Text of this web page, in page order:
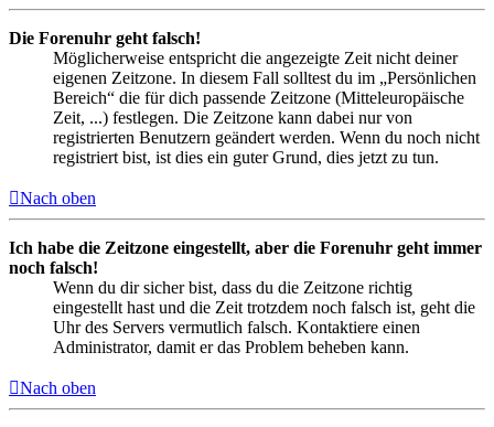
Die Forenuhr geht falsch!
Möglicherweise entspricht die angezeigte Zeit nicht deiner
eigenen Zeitzone. In diesem Fall solltest du im „Persönlichen
Bereich“ die für dich passende Zeitzone (Mitteleuropäische
Zeit, ...) festlegen. Die Zeitzone kann dabei nur von
registrierten Benutzern geändert werden. Wenn du noch nicht
registriert bist, ist dies ein guter Grund, dies jetzt zu tun.
Nach oben
Ich habe die Zeitzone eingestellt, aber die Forenuhr geht immer
noch falsch!
Wenn du dir sicher bist, dass du die Zeitzone richtig
eingestellt hast und die Zeit trotzdem noch falsch ist, geht die
Uhr des Servers vermutlich falsch. Kontaktiere einen
Administrator, damit er das Problem beheben kann.
Nach oben